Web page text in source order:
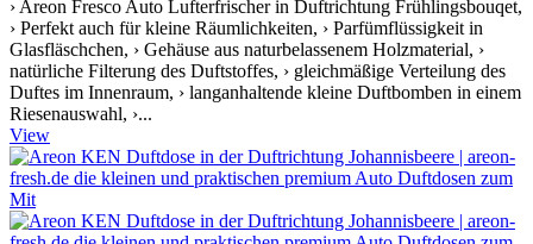
› Areon Fresco Auto Lufterfrischer in Duftrichtung Frühlingsbouqet,
› Perfekt auch für kleine Räumlichkeiten, › Parfümflüssigkeit in
Glasfläschchen, › Gehäuse aus naturbelassenem Holzmaterial, ›
natürliche Filterung des Duftstoffes, › gleichmäßige Verteilung des
Duftes im Innenraum, › langanhaltende kleine Duftbomben in einem
Riesenauswahl, ›...
View